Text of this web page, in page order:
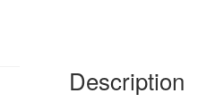
Description